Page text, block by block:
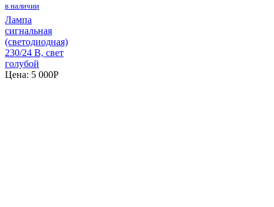
в наличии
Лампа
сигнальная
(светодиодная)
230/24 В, свет
голубой
Цена: 5 000P